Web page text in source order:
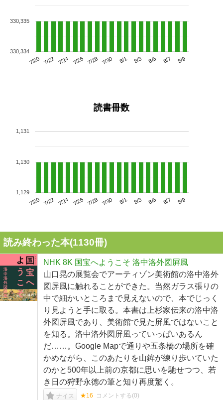
7/20 7/22 7/24 7/26 7/28 7/30 8/1 8/3 8/5 8/7 8/9
330,334
330,335
読書冊数
7/20 7/22 7/24 7/26 7/28 7/30 8/1 8/3 8/5 8/7 8/9
1,129
1,130
1,131
読み終わった本(1130冊)
NHK 8K 国宝へようこそ 洛中洛外図屛風
山口晃の展覧会でアーティゾン美術館の洛中洛外
図屏風に触れることができた。当然ガラス張りの
中で細かいところまで見えないので、本でじっく
り見ようと手に取る。本書は上杉家伝来の洛中洛
外図屏風であり、美術館で見た屏風ではないこと
を知る。洛中洛外図屏風っていっぱいあるん
だ……。Google Mapで通りや五条橋の場所を確
かめながら、このあたりを山鉾が練り歩いていた
のかと500年以上前の京都に思いを馳せつつ、若
き日の狩野永徳の筆と知り再度驚く。
ナイス ★16 コメントする(0)